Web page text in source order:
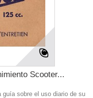
Scooter...
guía sobre el uso diario de su